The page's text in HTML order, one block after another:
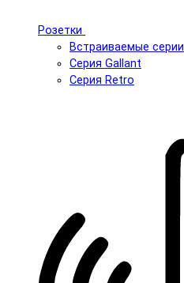
Розетки
Встраиваемые серии
Серия Gallant
Серия Retro